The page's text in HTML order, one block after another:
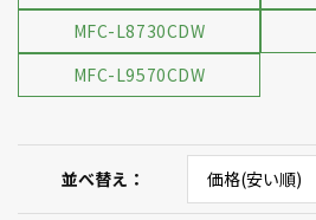
MFC-L8730CDW
MFC-L9570CDW
並べ替え